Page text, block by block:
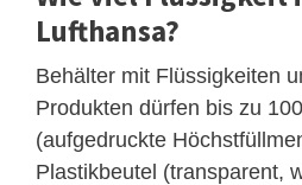
Lufthansa?
Behälter mit Flüssigkeiten
Produkten dürfen bis zu
(aufgedruckte
Plastikbeutel (transparent,